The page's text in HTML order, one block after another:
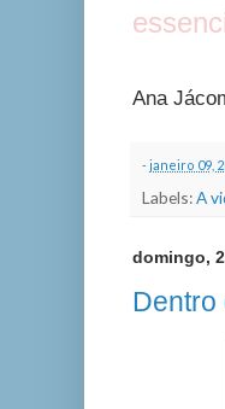
Ana
-janeiro 09,
Labels:A
domingo,
Dentro